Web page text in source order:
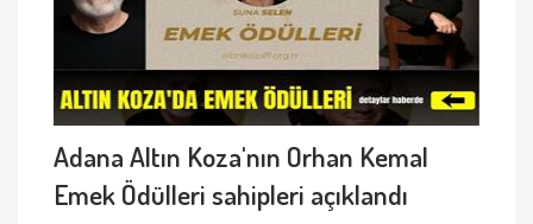
Adana Altın Koza'nın Orhan Kemal
Emek Ödülleri sahipleri açıklandı